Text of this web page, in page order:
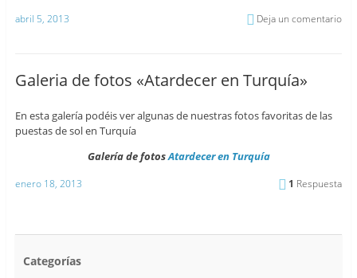
abril 5, 2013 Deja un comentario
Galeria de fotos «Atardecer en Turquía»
En esta galería podéis ver algunas de nuestras fotos favoritas de las
puestas de sol en Turquía
Galería de fotosAtardecer en Turquía
enero 18, 2013 1 Respuesta
Categorías